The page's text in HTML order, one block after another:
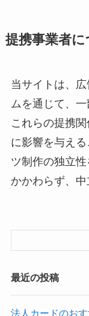
提携事業者に
当サイトは、
ムを通じて、一
これらの提携
に影響を与え
ツ制作の独立
かかわらず、中
最近の投稿
法人カードのお